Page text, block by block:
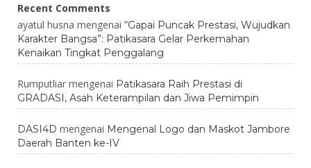
Recent Comments
ayatul husna mengenai “Gapai Puncak Prestasi, Wujudkan
Karakter Bangsa”: Patikasara Gelar Perkemahan
Kenaikan Tingkat Penggalang
Rumputliar mengenai Patikasara Raih Prestasi di
GRADASI, Asah Keterampilan dan Jiwa Pemimpin
DASI4D mengenai Mengenal Logo dan Maskot Jambore
Daerah Banten ke-IV